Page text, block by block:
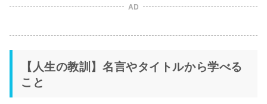
AD
【人生の教訓】名言やタイトルから学べる
こと